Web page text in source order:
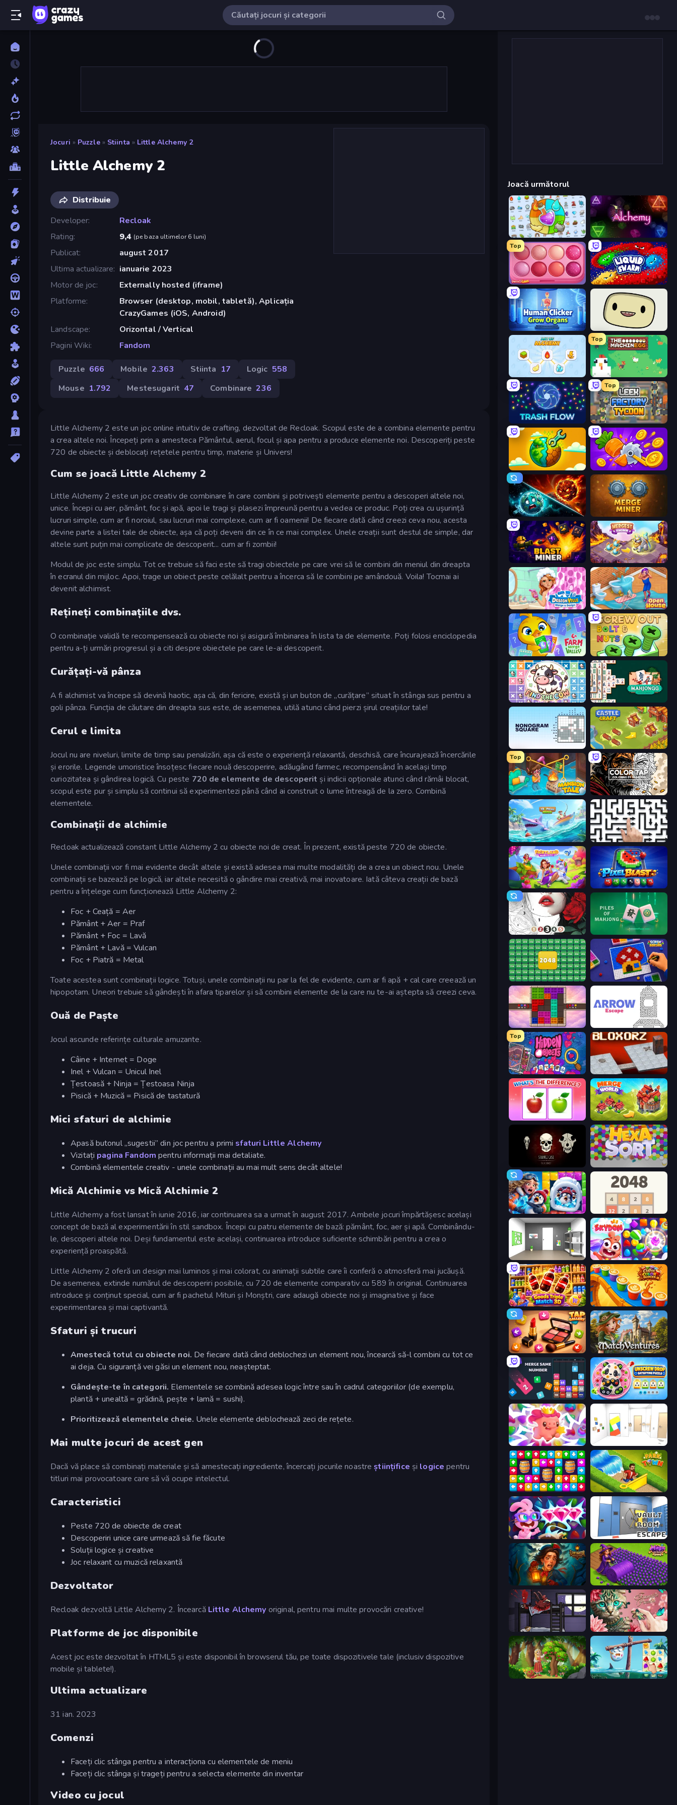
Jocuri » Puzzle » Stiinta » Little Alchemy 2
Little Alchemy 2
Distribuie
Developer
Recloak
Rating
9,4 (pe baza ultimelor 6 luni)
Publicat
august 2017
Ultima actualizare
ianuarie 2023
Motor de joc
Externally hosted (iframe)
Platforme
Browser (desktop, mobil, tabletă), Aplicația
CrazyGames (iOS, Android)
Landscape
Orizontal / Vertical
Pagini Wiki
Fandom
Puzzle 666 Mobile 2.363 Stiinta 17 Logic 558
Mouse 1.792 Mestesugarit 47 Combinare 236
Little Alchemy 2 este un joc online intuitiv de crafting, dezvoltat de Recloak. Scopul este de a combina elemente pentru
a crea altele noi. Începeți prin a amesteca Pământul, aerul, focul și apa pentru a produce elemente noi. Descoperiți peste
720 de obiecte și deblocați rețetele pentru timp, materie și Univers!
Cum se joacă Little Alchemy 2
Little Alchemy 2 este un joc creativ de combinare în care combini și potrivești elemente pentru a descoperi altele noi,
unice. Începi cu aer, pământ, foc și apă, apoi le tragi și plasezi împreună pentru a vedea ce produc. Poți crea cu ușurință
lucruri simple, cum ar fi noroiul, sau lucruri mai complexe, cum ar fi oamenii! De fiecare dată când creezi ceva nou, acesta
devine parte a listei tale de obiecte, așa că poți deveni din ce în ce mai complex. Unele creații sunt destul de simple, dar
altele sunt puțin mai complicate de descoperit... cum ar fi zombii!
Modul de joc este simplu. Tot ce trebuie să faci este să tragi obiectele pe care vrei să le combini din meniul din dreapta
în ecranul din mijloc. Apoi, trage un obiect peste celălalt pentru a încerca să le combini pe amândouă. Voila! Tocmai ai
devenit alchimist.
Rețineți combinațiile dvs.
O combinație validă te recompensează cu obiecte noi și asigură îmbinarea în lista ta de elemente. Poți folosi enciclopedia
pentru a-ți urmări progresul și a citi despre obiectele pe care le-ai descoperit.
Curățați-vă pânza
A fi alchimist va începe să devină haotic, așa că, din fericire, există și un buton de „curățare” situat în stânga sus pentru a
goli pânza. Funcția de căutare din dreapta sus este, de asemenea, utilă atunci când pierzi șirul creațiilor tale!
Cerul e limita
Jocul nu are niveluri, limite de timp sau penalizări, așa că este o experiență relaxantă, deschisă, care încurajează încercările
și erorile. Legende umoristice însoțesc fiecare nouă descoperire, adăugând farmec, recompensând în același timp
curiozitatea și gândirea logică. Cu peste 720 de elemente de descoperit și indicii opționale atunci când rămâi blocat,
scopul este pur și simplu să continui să experimentezi până când ai construit o lume întreagă de la zero. Combină
elementele.
Combinații de alchimie
Recloak actualizează constant Little Alchemy 2 cu obiecte noi de creat. În prezent, există peste 720 de obiecte.
Unele combinații vor fi mai evidente decât altele și există adesea mai multe modalități de a crea un obiect nou. Unele
combinații se bazează pe logică, iar altele necesită o gândire mai creativă, mai inovatoare. Iată câteva creații de bază
pentru a înțelege cum funcționează Little Alchemy 2:
Foc + Ceață = Aer
Pământ + Aer = Praf
Pământ + Foc = Lavă
Pământ + Lavă = Vulcan
Foc + Piatră = Metal
Toate acestea sunt combinații logice. Totuși, unele combinații nu par la fel de evidente, cum ar fi apă + cal care creează un
hipopotam. Uneori trebuie să gândești în afara tiparelor și să combini elemente de la care nu te-ai aștepta să creezi ceva.
Ouă de Paște
Jocul ascunde referințe culturale amuzante.
Câine + Internet = Doge
Inel + Vulcan = Unicul Inel
Țestoasă + Ninja = Țestoasa Ninja
Pisică + Muzică = Pisică de tastatură
Mici sfaturi de alchimie
Apasă butonul „sugestii” din joc pentru a primi sfaturi Little Alchemy
Vizitați pagina Fandom pentru informații mai detaliate.
Combină elementele creativ - unele combinații au mai mult sens decât altele!
Mică Alchimie vs Mică Alchimie 2
Little Alchemy a fost lansat în iunie 2016, iar continuarea sa a urmat în august 2017. Ambele jocuri împărtășesc același
concept de bază al experimentării în stil sandbox. Începi cu patru elemente de bază: pământ, foc, aer și apă. Combinându-
le, descoperi altele noi. Deși fundamentul este același, continuarea introduce suficiente schimbări pentru a crea o
experiență proaspătă.
Little Alchemy 2 oferă un design mai luminos și mai colorat, cu animații subtile care îi conferă o atmosferă mai jucăușă.
De asemenea, extinde numărul de descoperiri posibile, cu 720 de elemente comparativ cu 589 în original. Continuarea
introduce și conținut special, cum ar fi pachetul Mituri și Monștri, care adaugă obiecte noi și imaginative și face
experimentarea și mai captivantă.
Sfaturi și trucuri
Amestecă totul cu obiecte noi. De fiecare dată când deblochezi un element nou, încearcă să-l combini cu tot ce
ai deja. Cu siguranță vei găsi un element nou, neașteptat.
Gândește-te în categorii. Elementele se combină adesea logic între sau în cadrul categoriilor (de exemplu,
plantă + unealtă = grădină, pește + lamă = sushi).
Prioritizează elementele cheie. Unele elemente deblochează zeci de rețete.
Mai multe jocuri de acest gen
Dacă vă place să combinați materiale și să amestecați ingrediente, încercați jocurile noastreștiințifice și logice pentru
titluri mai provocatoare care să vă ocupe intelectul.
Caracteristici
Peste 720 de obiecte de creat
Descoperiri unice care urmează să fie făcute
Soluții logice și creative
Joc relaxant cu muzică relaxantă
Dezvoltator
Recloak dezvoltă Little Alchemy 2. Încearcă Little Alchemy original, pentru mai multe provocări creative!
Platforme de joc disponibile
Acest joc este dezvoltat în HTML5 și este disponibil în browserul tău, pe toate dispozitivele tale (inclusiv dispozitive
mobile și tablete!).
Ultima actualizare
31 ian. 2023
Comenzi
Faceți clic stânga pentru a interacționa cu elementele de meniu
Faceți clic stânga și trageți pentru a selecta elemente din inventar
Video cu jocul
Joacă următorul
Alchemy: Merge Elements Alchemy
Top
Piece of Cake: Merge and Bake Liquid Swarm
Human Clicker: Grow Organs SuperWEIRD
Top
The MachinEGG
Trash Flow
Top
Leek Factory Tycoon
Land Explorers: Merge & Build Farm Ring Idle
PlanetCrush 2 Merge Miner
Blast Miner Mergest Kingdom
Designville: Merge & Design Open House
Farm Merge Valley Screw Out: Bolts and Nuts
Find The Cow Mahjongg Solitaire
Castle Craft
Top
Mansion Tale: Merge Secrets Color Tap: Coloring by Numbers
Tropical Merge Arrow Escape: Puzzle
Fairyland Merge & Magic Pixel Blast
Numicolor Piles of Mahjong
2048 Merge Blocks Screw Sorting
Color Cube Puzzle Arrow Escape
Top
Hidden Objects Bloxorz
What's The Difference? Merge World
Captain Blast 2048
Paint Room Escape Skydom
Goods Triple Match 3D Coffee Color Blocks
Tap Gallery MatchVentures
Drop & Merge the Numbers Unscrew Drop: Satisfying Puzzle
Match Arena Mirror Room Escape
Tap Away Story Park Town
Skydom: Reforged Vault Room Escape
Lamplighter: Merge & Magic Magic School
The Visitor Favorite Puzzles
Northern Merge Sugar Heroes